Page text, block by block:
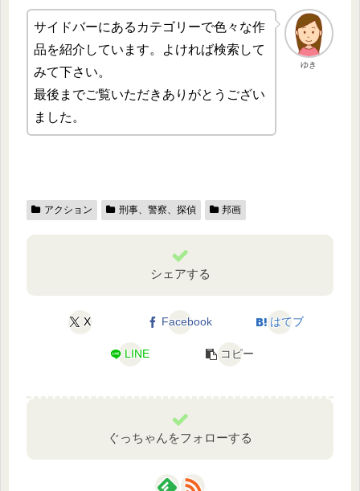
ゆき
サイドバーにあるカテゴリーで色々な作
品を紹介しています。よければ検索して
みて下さい。
最後までご覧いただきありがとうござい
ました。
アクション 刑事、警察、探偵 邦画
シェアする
X Facebook はてブ
LINE コピー
ぐっちゃんをフォローする